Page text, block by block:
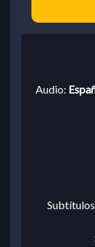
Audio: